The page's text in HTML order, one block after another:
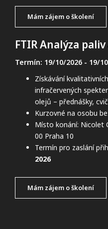
Mám zájem o školení
FTIR Analýza
Termín: 19/10/2026 - 19/
Získávání
infračervených
olejů – přednášky,
Kurzovné na osobu
Místo konání: Nicolet
00 Praha 10
Termín pro zaslání
2026
Mám zájem o školení